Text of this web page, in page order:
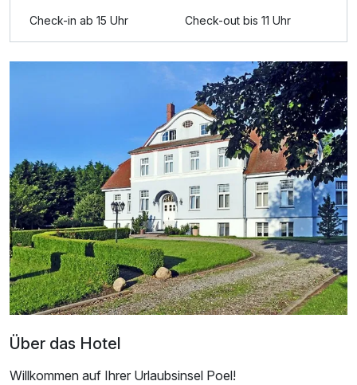
Check-in ab 15 Uhr Check-out bis 11 Uhr
Über das Hotel
Willkommen auf Ihrer Urlaubsinsel Poel!